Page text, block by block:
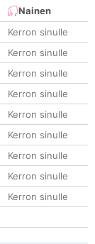
Nainen
Kerron sinulle
Kerron sinulle
Kerron sinulle
Kerron sinulle
Kerron sinulle
Kerron sinulle
Kerron sinulle
Kerron sinulle
Kerron sinulle